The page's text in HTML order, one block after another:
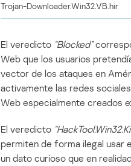
Trojan-Downloader.Win32.VB.hir
El veredicto “Blocked”
Web que los usuarios
vector de los ataques en
activamente las redes
Web especialmente creados
El veredicto
permiten de forma ilegal usar
un dato curioso que en